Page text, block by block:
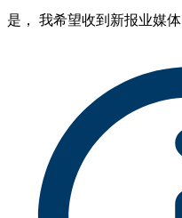
是， 我希望收到新报业媒体